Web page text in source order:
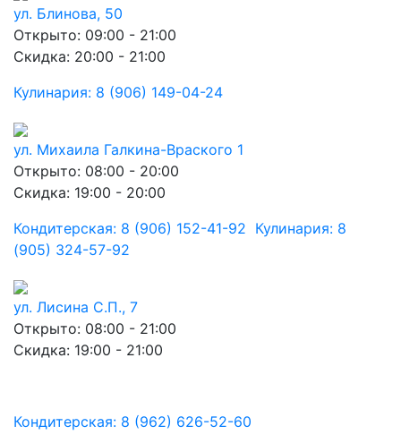
ул. Блинова, 50
Открыто: 09:00 - 21:00
Скидка: 20:00 - 21:00
Кулинария: 8 (906) 149-04-24
ул. Михаила Галкина-Враского 1
Открыто: 08:00 - 20:00
Скидка: 19:00 - 20:00
Кондитерская: 8 (906) 152-41-92 Кулинария: 8
(905) 324-57-92
ул. Лисина С.П., 7
Открыто: 08:00 - 21:00
Скидка: 19:00 - 21:00
Кондитерская: 8 (962) 626-52-60